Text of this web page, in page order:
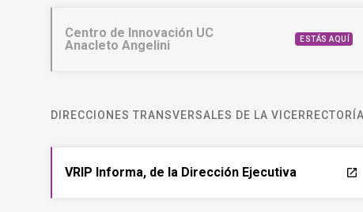
Centro de Innovación UC
Anacleto Angelini
ESTÁS AQUÍ
DIRECCIONES TRANSVERSALES DE LA
VRIP Informa, de la Dirección Ejecutiva launch